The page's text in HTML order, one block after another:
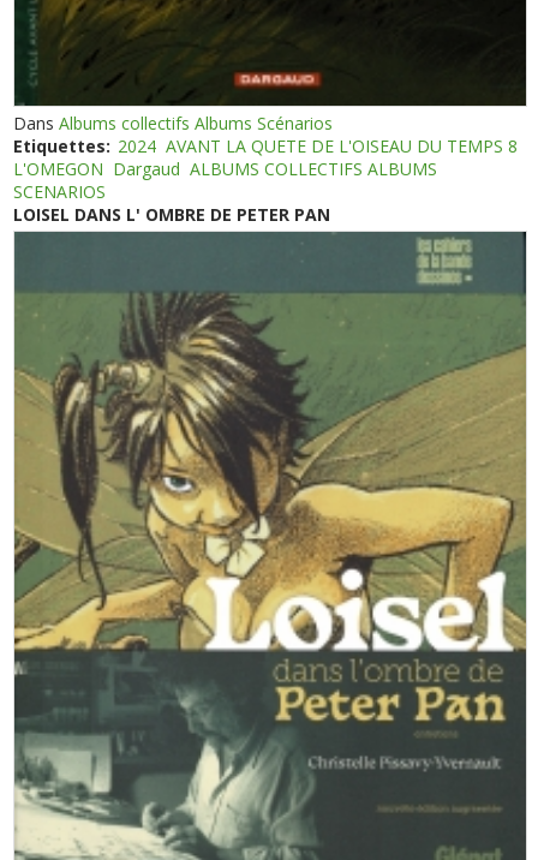
DansAlbums collectifs Albums Scénarios
Etiquettes: 2024 AVANT LA QUETE DE L'OISEAU DU TEMPS 8
L'OMEGON Dargaud ALBUMS COLLECTIFS ALBUMS
SCENARIOS
LOISEL DANS L' OMBRE DE PETER PAN